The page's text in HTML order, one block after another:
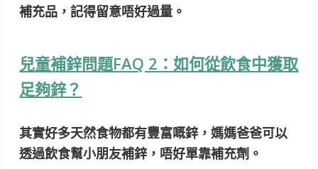
補充品，記得留意唔好過量。
兒童補鋅問題FAQ 2：如何從飲食中獲取
足夠鋅？
其實好多天然食物都有豐富嘅鋅，媽媽爸爸可以
透過飲食幫小朋友補鋅，唔好單靠補充劑。